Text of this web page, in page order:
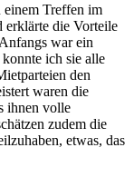
einem Treffen im
erklärte die Vorteile
war ein
ich sie alle
den
waren die
ihnen volle
zudem die
etwas, das